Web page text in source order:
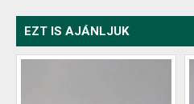
EZT IS AJÁNLJUK